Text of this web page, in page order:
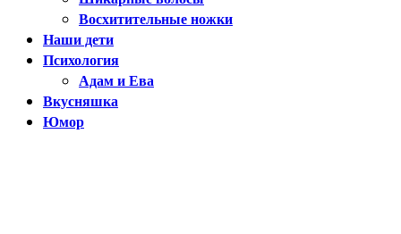
Восхитительные ножки
Наши дети
Психология
Адам и Ева
Вкусняшка
Юмор